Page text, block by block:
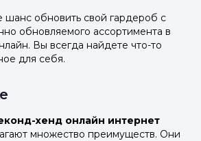
шанс обновить свой гардероб с
обновляемого ассортимента в
Вы всегда найдете что-то
для себя.
хенд онлайн интернет
множество преимуществ. Они